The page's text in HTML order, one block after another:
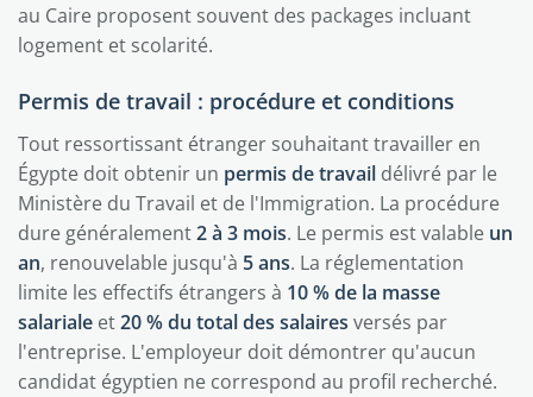
au Caire proposent souvent des packages incluant
logement et scolarité.
Permis de travail : procédure et conditions
Tout ressortissant étranger souhaitant travailler en
Égypte doit obtenir un permis de travail délivré par le
Ministère du Travail et de l'Immigration. La procédure
dure généralement2 à 3 mois. Le permis est valable un
an, renouvelable jusqu'à 5 ans. La réglementation
limite les effectifs étrangers à 10 % de la masse
salariale et20 % du total des salaires versés par
l'entreprise. L'employeur doit démontrer qu'aucun
candidat égyptien ne correspond au profil recherché.